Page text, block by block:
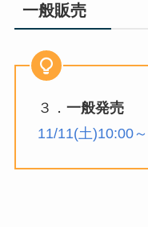
一般販売
３． 一般発売
11/11(土)10:00～